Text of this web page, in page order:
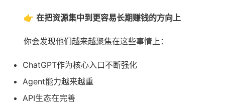
👉 在把资源集中到更容易长期赚钱的方向上
你会发现他们越来越聚焦在这些事情上：
ChatGPT作为核心入口不断强化
Agent能力越来越重
API生态在完善